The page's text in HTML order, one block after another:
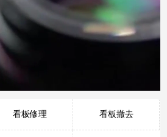
看板修理 看板撤去